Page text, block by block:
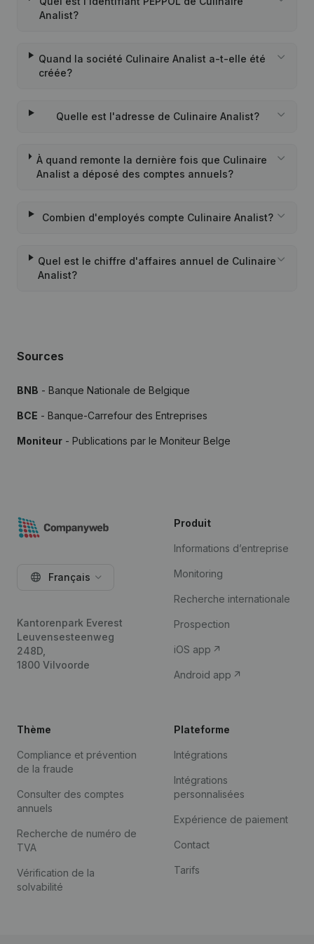
Analist?
Quand la société Culinaire Analist a-t-elle été
créée?
Quelle est l'adresse de Culinaire Analist?
À quand remonte la dernière fois que Culinaire
Analist a déposé des comptes annuels?
Combien d'employés compte Culinaire Analist?
Quel est le chiffre d'affaires annuel de Culinaire
Analist?
Sources
BNB - Banque Nationale de Belgique
BCE - Banque-Carrefour des Entreprises
Moniteur - Publications par le Moniteur Belge
Français
Kantorenpark Everest
Leuvensesteenweg
248D,
1800 Vilvoorde
Produit
Informations d’entreprise
Monitoring
Recherche internationale
Prospection
iOS app
Android app
Thème
Compliance et prévention
de la fraude
Consulter des comptes
annuels
Recherche de numéro de
TVA
Vérification de la
solvabilité
Plateforme
Intégrations
Intégrations
personnalisées
Expérience de paiement
Contact
Tarifs